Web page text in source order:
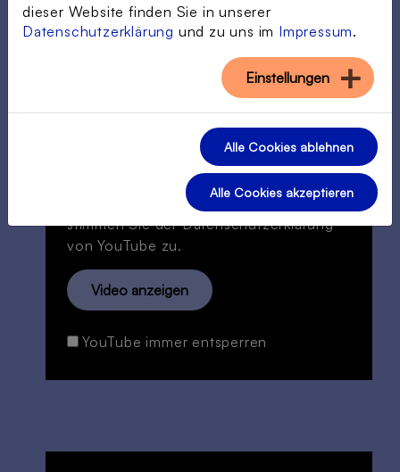
Wenn Sie "Video anzeigen" wählen,
stimmen Sie derDatenschutzerklärung
von YouTube zu.
Video anzeigen
YouTube immer entsperren
und Wissenschaft in den Dialog und sprechen
über ihre persönlichen Erfahrungen mit Fake
In unserem Trailer erhalten Sie einen
Vorgeschmack, was Sie in den Gesprächen
dieser Website finden Sie in unserer
Datenschutzerklärung und zu uns im Impressum.
Einstellungen
Alle Cookies ablehnen
Alle Cookies akzeptieren